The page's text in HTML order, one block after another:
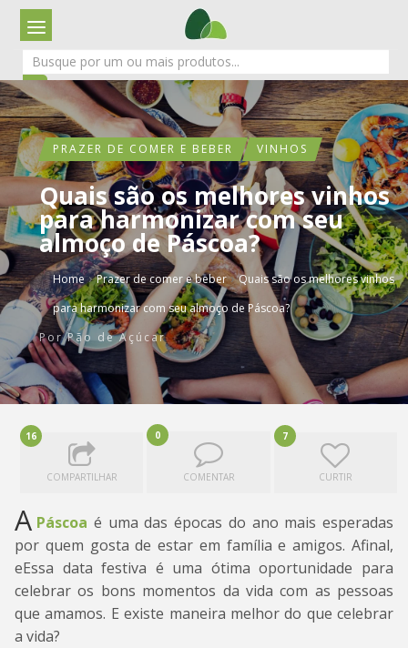
PRAZER DE COMER E BEBER VINHOS
Quais são os melhores vinhos
para harmonizar com seu
almoço de Páscoa?
Home › Prazer de comer e beber › Quais são os melhores vinhos
para harmonizar com seu almoço de Páscoa?
PorPão de Açúcar
16
COMPARTILHAR
0
COMENTAR
7
CURTIR
A Páscoa é uma das épocas do ano mais esperadas
por quem gosta de estar em família e amigos. Afinal,
eEssa data festiva é uma ótima oportunidade para
celebrar os bons momentos da vida com as pessoas
que amamos. E existe maneira melhor do que celebrar
a vida?